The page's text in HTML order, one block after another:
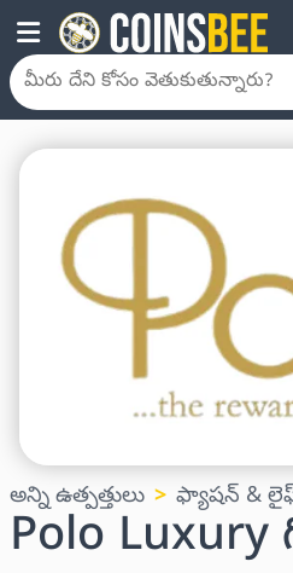
అన్ని ఉత్పత్తులు ఫ్యాషన్ &
Polo Luxury